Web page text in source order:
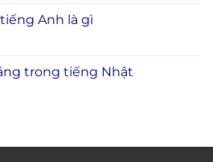
Anh là gì
trong tiếng Nhật